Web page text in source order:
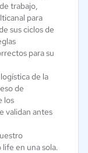
trabajo,
para
sus ciclos de
para su
de la
de
los
validan antes
en una sola.